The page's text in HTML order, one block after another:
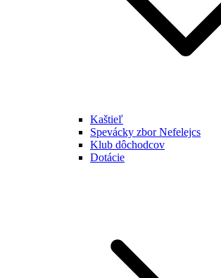
Kaštieľ
Spevácky zbor Nefelejcs
Klub dôchodcov
Dotácie